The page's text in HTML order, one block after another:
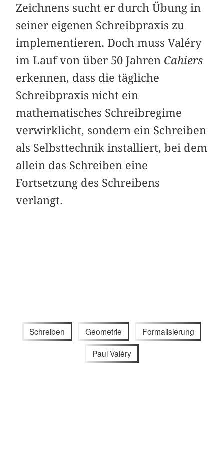
Zeichnens sucht er durch Übung in
seiner eigenen Schreibpraxis zu
implementieren. Doch muss Valéry
im Lauf von über 50 Jahren Cahiers
erkennen, dass die tägliche
Schreibpraxis nicht ein
mathematisches Schreibregime
verwirklicht, sondern ein Schreiben
als Selbsttechnik installiert, bei dem
allein das Schreiben eine
Fortsetzung des Schreibens
verlangt.
Schreiben Geometrie Formalisierung
Paul Valéry